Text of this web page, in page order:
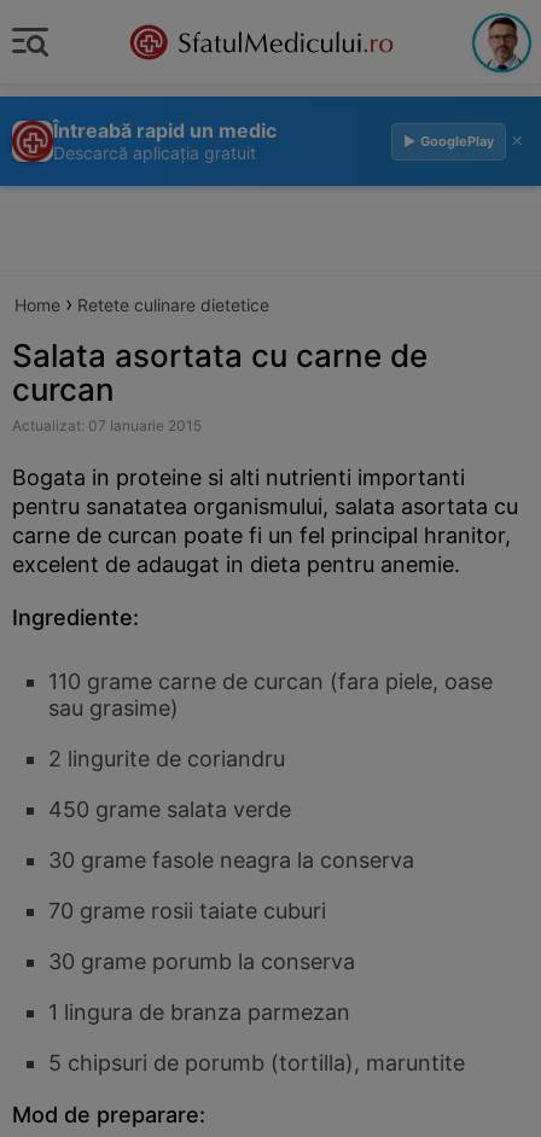
Întreabă rapid un medic
Descarcă aplicația gratuit
▶ GooglePlay ×
Home › Retete culinare dietetice
Salata asortata cu carne de
curcan
Actualizat: 07 Ianuarie 2015
Bogata in proteine si alti nutrienti importanti
pentru sanatatea organismului, salata asortata cu
carne de curcan poate fi un fel principal hranitor,
excelent de adaugat in dieta pentru anemie.
Ingrediente:
110 grame carne de curcan (fara piele, oase
sau grasime)
2 lingurite de coriandru
450 grame salata verde
30 grame fasole neagra la conserva
70 grame rosii taiate cuburi
30 grame porumb la conserva
1 lingura de branza parmezan
5 chipsuri de porumb (tortilla), maruntite
Mod de preparare: